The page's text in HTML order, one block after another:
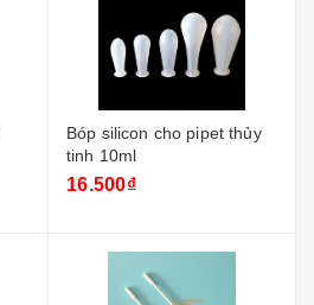
Bóp silicon cho pipet thủy
tinh 10ml
16.500₫